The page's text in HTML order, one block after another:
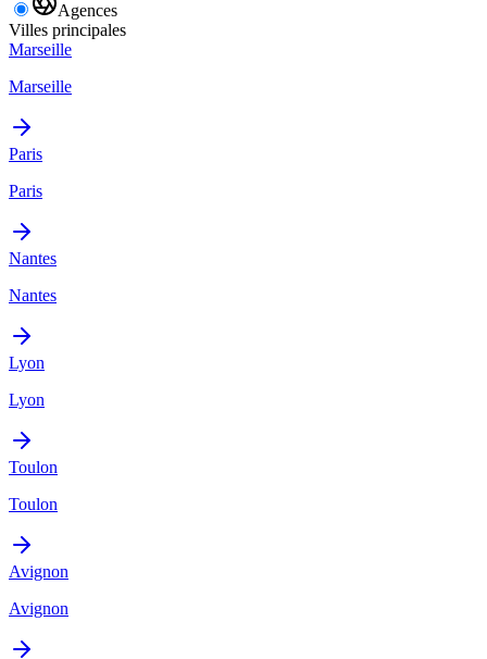
Agences
Villes principales
Marseille
Marseille
Paris
Paris
Nantes
Nantes
Lyon
Lyon
Toulon
Toulon
Avignon
Avignon